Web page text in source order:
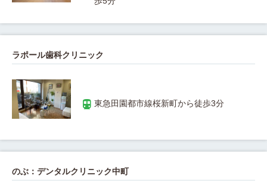
ラポール歯科クリニック
のぶ：デンタルクリニック中町